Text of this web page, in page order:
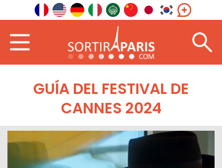
GUÍA DEL FESTIVAL DE
CANNES 2024